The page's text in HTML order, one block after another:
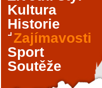
Kultura
Historie
Zajímavosti
Sport
Soutěže